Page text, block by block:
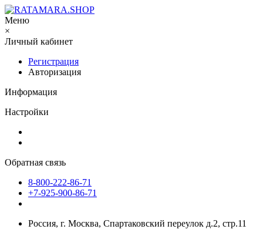
Меню
×
Личный кабинет
Регистрация
Авторизация
Информация
Настройки
Обратная связь
8-800-222-86-71
+7-925-900-86-71
Россия, г. Москва, Спартаковский переулок д.2, стр.11